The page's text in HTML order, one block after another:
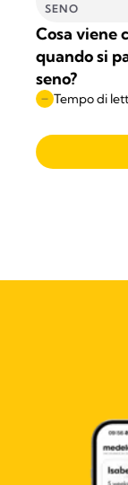
SENO
Cosa viene
quando si
seno?
Tempo di